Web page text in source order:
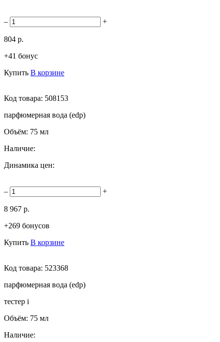
– +
804 р.
+41 бонус
Купить В корзине
Код товара: 508153
парфюмерная вода (edp)
Объём: 75 мл
Наличие:
Динамика цен:
– +
8 967 р.
+269 бонусов
Купить В корзине
Код товара: 523368
парфюмерная вода (edp)
тестер i
Объём: 75 мл
Наличие: